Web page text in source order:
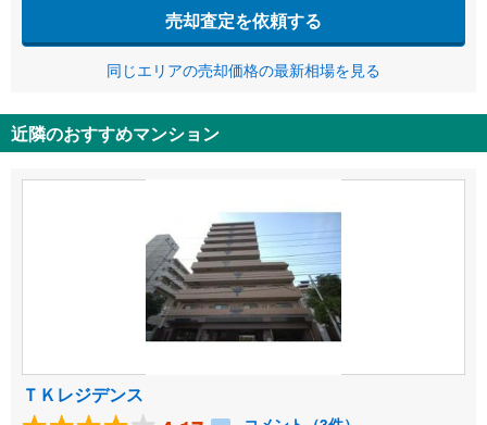
売却査定を依頼する
同じエリアの売却価格の最新相場を見る
近隣のおすすめマンション
ＴＫレジデンス